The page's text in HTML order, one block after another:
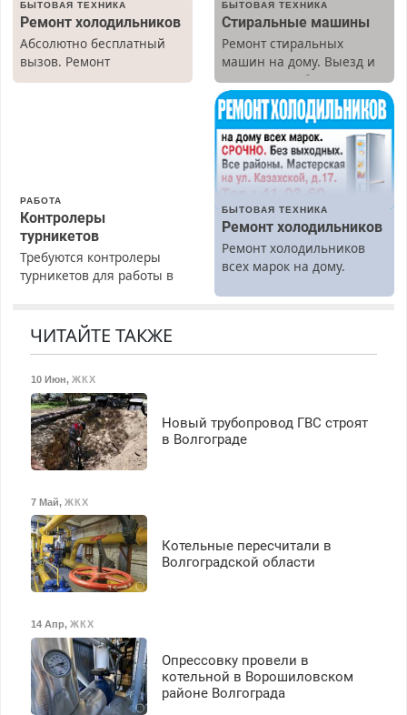
БЫТОВАЯ ТЕХНИКА
Ремонт холодильников
Абсолютно бесплатный
вызов. Ремонт
холодильников всех
БЫТОВАЯ ТЕХНИКА
Стиральные машины
Ремонт стиральных
машин на дому. Выезд и
диагностика бесплатно.
Предусмотрены скидки.
РАБОТА
Контролеры
турникетов
Требуются контролеры
турникетов для работы в
Прием по ТК РФ. График
З/п – до 96000 рублей до
вычета налогов.
Ежемесячно
выплачивается денежная
премия. Возможно
бесплатное обучение,
получение документов,
работа инспектором по
транспортной
безопасности с з/п до
125000 руб.
БЫТОВАЯ ТЕХНИКА
Ремонт холодильников
Ремонт холодильников
всех марок на дому.
ЧИТАЙТЕ ТАКЖЕ
10 Июн, ЖКХ
Новый трубопровод ГВС строят
в Волгограде
7 Май, ЖКХ
Котельные пересчитали в
Волгоградской области
14 Апр, ЖКХ
Опрессовку провели в
котельной в Ворошиловском
районе Волгограда